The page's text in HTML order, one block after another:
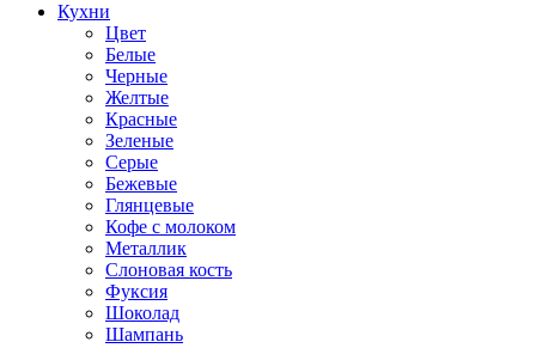
Кухни
Цвет
Белые
Черные
Желтые
Красные
Зеленые
Серые
Бежевые
Глянцевые
Кофе с молоком
Металлик
Слоновая кость
Фуксия
Шоколад
Шампань